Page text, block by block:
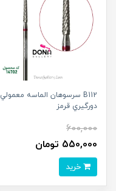
B112 سرسوهان الماسه معمولي
دورگيري قرمز
600,000
550,000 تومان